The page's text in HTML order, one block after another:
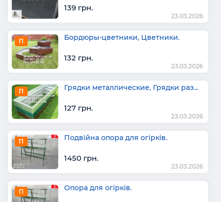
139 грн.
23.03.2026
П Бордюры-цветники, Цветники.
132 грн.
23.03.2026
П Грядки металлические, Грядки раз...
127 грн.
23.03.2026
П Подвійна опора для огірків.
1450 грн.
23.03.2026
П Опора для огірків.